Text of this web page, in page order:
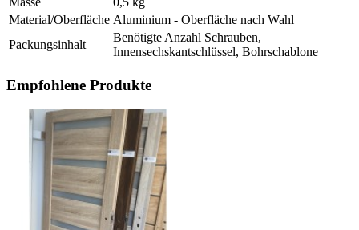
Material/Oberfläche Aluminium - Oberfläche nach Wahl
Packungsinhalt
Benötigte Anzahl Schrauben,
Innensechskantschlüssel, Bohrschablone
Empfohlene Produkte